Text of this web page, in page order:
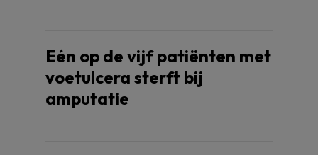
Eén op de vijf patiënten met
voetulcera sterft bij
amputatie